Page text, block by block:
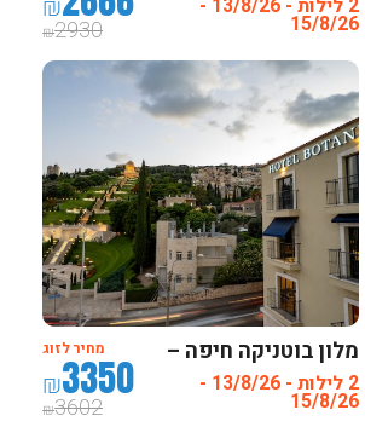
2 לילות - 13/8/26 -
15/8/26
₪
₪2930
מלון בוטניקה חיפה –
חדש ! מרשת פתאל
2 לילות - 13/8/26 -
15/8/26
מחיר לזוג
₪3350
₪3602